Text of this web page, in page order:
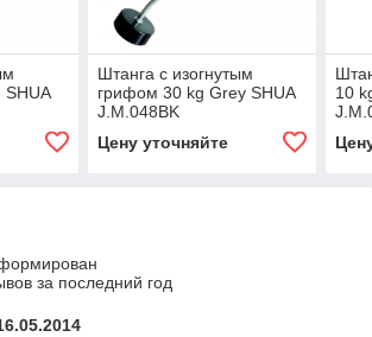
Штанга с изогнутым
грифом 30 kg Grey SHUA
J.M.048BK
Цену уточняйте
10
за последний год